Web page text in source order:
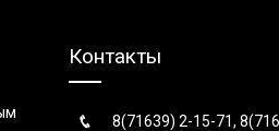
Контакты
8(71639) 2-15-71,